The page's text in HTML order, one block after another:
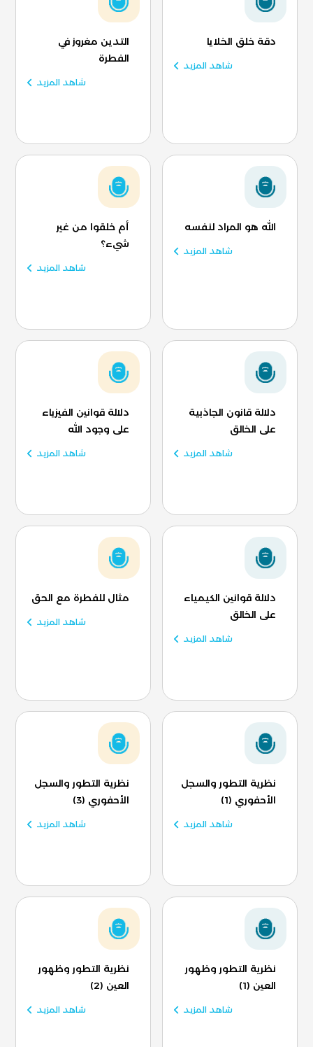
دقة خلق الخلايا
شاهد المزيد
التدين مغروز في
الفطرة
شاهد المزيد
الله هو المراد لنفسه
شاهد المزيد
أم خلقوا من غير
شيء؟
شاهد المزيد
دلالة قانون الجاذبية
على الخالق
شاهد المزيد
دلالة قوانين الفيزياء
على وجود الله
شاهد المزيد
دلالة قوانين الكيمياء
على الخالق
شاهد المزيد
مثال للفطرة مع الحق
شاهد المزيد
نظرية التطور والسجل
الأحفوري (1)
شاهد المزيد
نظرية التطور والسجل
الأحفوري (3)
شاهد المزيد
نظرية التطور وظهور
العين (1)
شاهد المزيد
نظرية التطور وظهور
العين (2)
شاهد المزيد